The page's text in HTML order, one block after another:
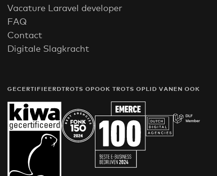
Vacature Laravel developer
FAQ
Contact
Digitale Slagkracht
GECERTIFIEERDTROTS OPOOK TROTS OPLID VANEN OOK